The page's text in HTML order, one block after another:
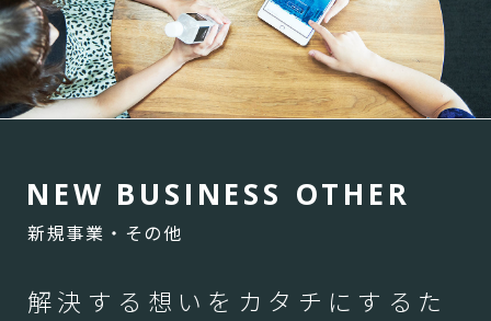
N EW BUSI NESS OTH ER
新規事業・その他
解決する想いをカタチにするた